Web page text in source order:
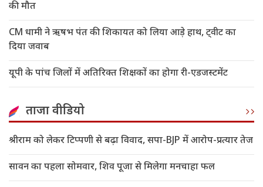
की मौत
CM धामी ने ऋषभ पंत की शिकायत को लिया आड़े हाथ, ट्वीट का
दिया जवाब
यूपी के पांच जिलों में अतिरिक्त शिक्षकों का होगा री-एडजस्टमेंट
ताजा वीडियो
श्रीराम को लेकर टिप्पणी से बढ़ा विवाद, सपा-BJP में आरोप-प्रत्यार तेज
सावन का पहला सोमवार, शिव पूजा से मिलेगा मनचाहा फल